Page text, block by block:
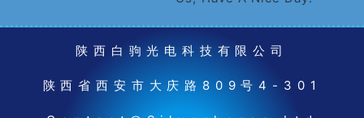
陕西白驹光电科技有限公司
陕西省西安市大庆路809号4-301